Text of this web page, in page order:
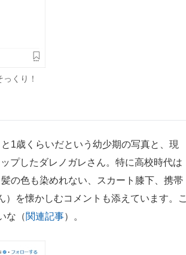
くり！
1歳くらいだという幼少期の写真と、現
プしたダレノガレさん。特に高校時代は
の色も染めれない、スカート膝下、携帯
を懐かしむコメントも添えています。こ
な（関連記事）。